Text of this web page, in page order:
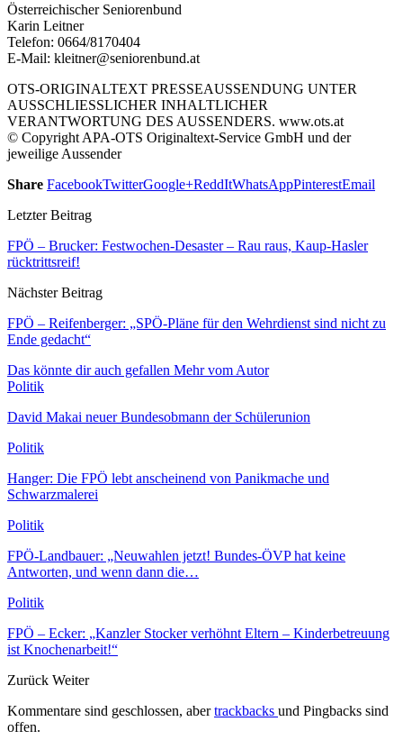
Österreichischer Seniorenbund
Karin Leitner
Telefon: 0664/8170404
E-Mail: kleitner@seniorenbund.at
OTS-ORIGINALTEXT PRESSEAUSSENDUNG UNTER
AUSSCHLIESSLICHER INHALTLICHER
VERANTWORTUNG DES AUSSENDERS. www.ots.at
© Copyright APA-OTS Originaltext-Service GmbH und der
jeweilige Aussender
Share FacebookTwitterGoogle+ReddItWhatsAppPinterestEmail
Letzter Beitrag
FPÖ – Brucker: Festwochen-Desaster – Rau raus, Kaup-Hasler
rücktrittsreif!
Nächster Beitrag
FPÖ – Reifenberger: „SPÖ-Pläne für den Wehrdienst sind nicht zu
Ende gedacht“
Das könnte dir auch gefallen Mehr vom Autor
Politik
David Makai neuer Bundesobmann der Schülerunion
Politik
Hanger: Die FPÖ lebt anscheinend von Panikmache und
Schwarzmalerei
Politik
FPÖ-Landbauer: „Neuwahlen jetzt! Bundes-ÖVP hat keine
Antworten, und wenn dann die…
Politik
FPÖ – Ecker: „Kanzler Stocker verhöhnt Eltern – Kinderbetreuung
ist Knochenarbeit!“
Zurück Weiter
Kommentare sind geschlossen, abertrackbacks und Pingbacks sind
offen.